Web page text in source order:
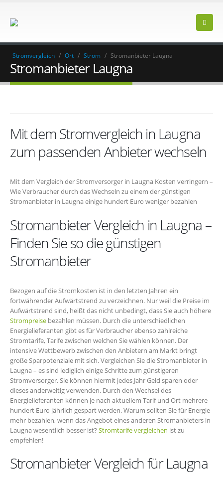
Stromvergleich / Ort / Strom / Stromanbieter Laugna
Stromanbieter Laugna
Mit dem Stromvergleich in Laugna
zum passenden Anbieter wechseln
Mit dem Vergleich der Stromversorger in Laugna Kosten verringern –
Wie Verbraucher durch das Wechseln zu einem der günstigen
Stromanbieter in Laugna einige hundert Euro weniger bezahlen
Stromanbieter Vergleich in Laugna –
Finden Sie so die günstigen
Stromanbieter
Bezogen auf die Stromkosten ist in den letzten Jahren ein
fortwährender Aufwärtstrend zu verzeichnen. Nur weil die Preise im
Aufwärtstrend sind, heißt das nicht unbedingt, dass Sie auch höhere
Strompreise bezahlen müssen. Durch die unterschiedlichen
Energielieferanten gibt es für Verbraucher ebenso zahlreiche
Stromtarife, Tarife zwischen welchen Sie wählen können. Der
intensive Wettbewerb zwischen den Anbietern am Markt bringt
große Sparpotenziale mit sich. Vergleichen Sie die Stromanbieter in
Laugna – es sind lediglich einige Schritte zum günstigeren
Stromversorger. Sie können hiermit jedes Jahr Geld sparen oder
dieses anderweitig verwenden. Durch den Wechsel des
Energielieferanten können je nach aktuellem Tarif und Ort mehrere
hundert Euro jährlich gespart werden. Warum sollten Sie für Energie
mehr bezahlen, wenn das Angebot eines anderen Stromanbieters in
Laugna wesentlich besser ist? Stromtarife vergleichen ist zu
empfehlen!
Stromanbieter Vergleich für Laugna